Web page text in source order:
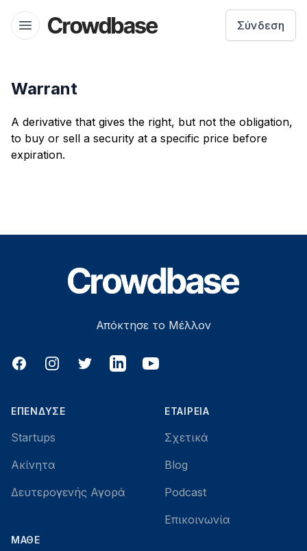
Open menu
Crowdbase logo Σύνδεση
Warrant
A derivative that gives the right, but not the obligation,
to buy or sell a security at a specific price before
expiration.
Απόκτησε το Μέλλον
FacebookInstagramTwitter LinkedInYouTube
ΕΠΈΝΔΥΣΕ
Startups
Ακίνητα
Δευτερογενής Αγορά
ΜΆΘΕ
ΕΤΑΙΡΕΊΑ
Σχετικά
Blog
Podcast
Επικοινωνία